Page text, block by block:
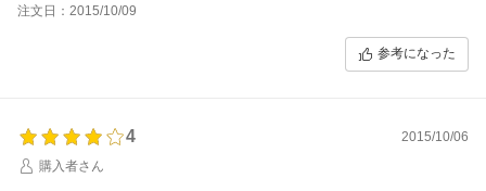
注文日：2015/10/09
参考になった
4
2015/10/06
購入者さん